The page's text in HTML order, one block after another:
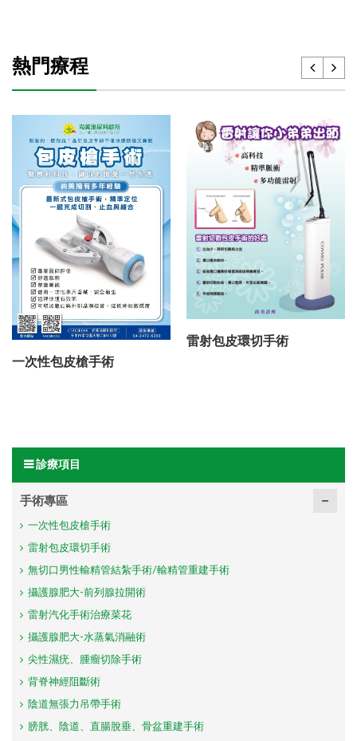
熱門療程
一次性包皮槍手術
雷射包皮環切手術
診療項目
手術專區
一次性包皮槍手術
雷射包皮環切手術
無切口男性輸精管結紮手術/輸精管重建手術
攝護腺肥大-前列腺拉開術
雷射汽化手術治療菜花
攝護腺肥大-水蒸氣消融術
尖性濕疣、腫瘤切除手術
背脊神經阻斷術
陰道無張力吊帶手術
膀胱、陰道、直腸脫垂、骨盆重建手術